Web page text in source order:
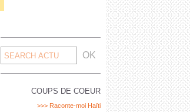
Search
for:
COUPS DE COEUR
>>> Raconte-moi Haïti